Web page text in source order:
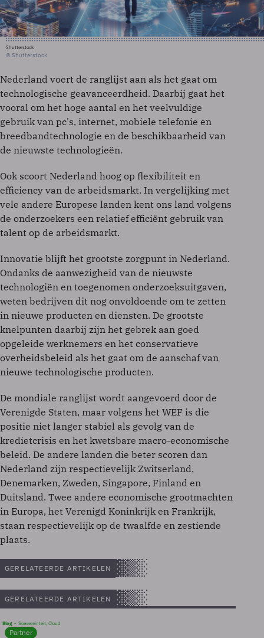
Shutterstock
© Shutterstock
Nederland voert de ranglijst aan als het gaat om
technologische geavanceerdheid. Daarbij gaat het
vooral om het hoge aantal en het veelvuldige
gebruik van pc's, internet, mobiele telefonie en
breedbandtechnologie en de beschikbaarheid van
de nieuwste technologieën.
Ook scoort Nederland hoog op flexibiliteit en
efficiency van de arbeidsmarkt. In vergelijking met
vele andere Europese landen kent ons land volgens
de onderzoekers een relatief efficiënt gebruik van
talent op de arbeidsmarkt.
Innovatie blijft het grootste zorgpunt in Nederland.
Ondanks de aanwezigheid van de nieuwste
technologiën en toegenomen onderzoeksuitgaven,
weten bedrijven dit nog onvoldoende om te zetten
in nieuwe producten en diensten. De grootste
knelpunten daarbij zijn het gebrek aan goed
opgeleide werknemers en het conservatieve
overheidsbeleid als het gaat om de aanschaf van
nieuwe technologische producten.
De mondiale ranglijst wordt aangevoerd door de
Verenigde Staten, maar volgens het WEF is die
positie niet langer stabiel als gevolg van de
kredietcrisis en het kwetsbare macro-economische
beleid. De andere landen die beter scoren dan
Nederland zijn respectievelijk Zwitserland,
Denemarken, Zweden, Singapore, Finland en
Duitsland. Twee andere economische grootmachten
in Europa, het Verenigd Koninkrijk en Frankrijk,
staan respectievelijk op de twaalfde en zestiende
plaats.
GERELATEERDE ARTIKELEN
GERELATEERDE ARTIKELEN
Blog Soevereinteit, Cloud
Partner